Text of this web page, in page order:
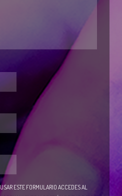
ESTE FORMULARIO ACCEDES AL